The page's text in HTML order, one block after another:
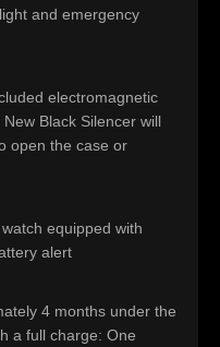
and emergency
electromagnetic
Black Silencer will
open the case or
equipped with
alert
4 months under the
a full charge: One